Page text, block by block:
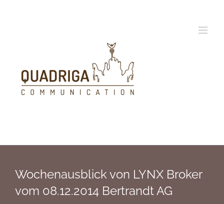
Wochenausblick von LYNX Broker
vom 08.12.2014 Bertrandt AG